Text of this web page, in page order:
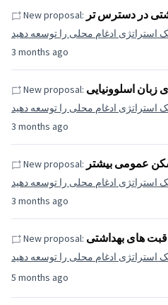
3 months ago
New proposal: در دسترس تر
استراتژی ادغام محلی را توسعه دهید
3 months ago
New proposal: زبان اسلوونیایی
استراتژی ادغام محلی را توسعه دهید
3 months ago
New proposal: عمومی بیشتر
استراتژی ادغام محلی را توسعه دهید
5 months ago
New proposal: های بهداشتی
استراتژی ادغام محلی را توسعه دهید